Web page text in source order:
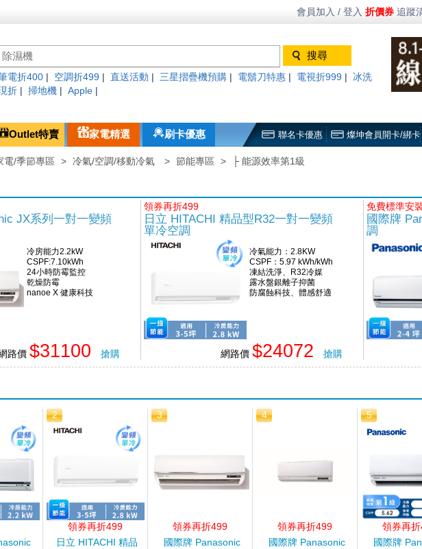
會員加入 / 登入 折價券 追蹤
電折400 空調折499 直送活動 三星摺疊機預購 電鬍刀特惠 電視折999
冰洗
折
掃地機 Apple
Outlet特賣 家電精選 刷卡優惠 聯名卡優惠 燦坤會員開卡/綁卡
電/季節專區 > 冷氣/空調/移動冷氣 > 節能專區 > ├ 能源效率第1級
JX系列一對一變頻
冷房能力2.2kW
CSPF:7.10kWh
24小時防霉監控
乾燥防霉
nanoe X 健康科技
路價 $31100 搶購
領券再折499
日立 HITACHI 精品型R32一對一變頻
單冷空調
冷氣能力：2.8KW
CSPF：5.97 kWh/kWh
凍結洗淨、R32冷媒
露水盤銀離子抑菌
防腐蝕科技、體感舒適
網路價 $24072 搶購
免費標準安
國際牌
調
2
領券再折499
日立 HITACHI 精品
3
領券再折499
國際牌 Panasonic
4
領券再折499
國際牌 Panasonic
5
領券再
國際牌